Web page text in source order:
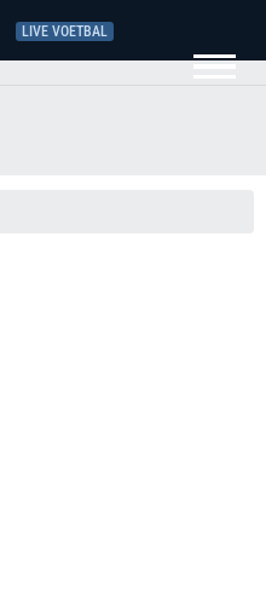
LIVE VOETBAL